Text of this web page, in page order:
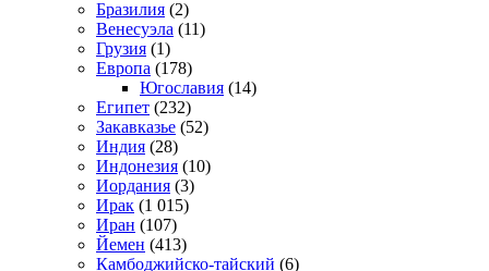
Бразилия (2)
Венесуэла (11)
Грузия (1)
Европа (178)
Югославия (14)
Египет (232)
Закавказье (52)
Индия (28)
Индонезия (10)
Иордания (3)
Ирак (1 015)
Иран (107)
Йемен (413)
Камбоджийско-тайский (6)